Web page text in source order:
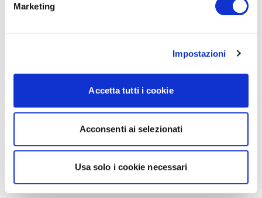
Marketing
Impostazioni
Accetta tutti i cookie
Acconsenti ai selezionati
Usa solo i cookie necessari